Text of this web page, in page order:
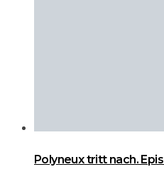
Polyneux tritt nach.